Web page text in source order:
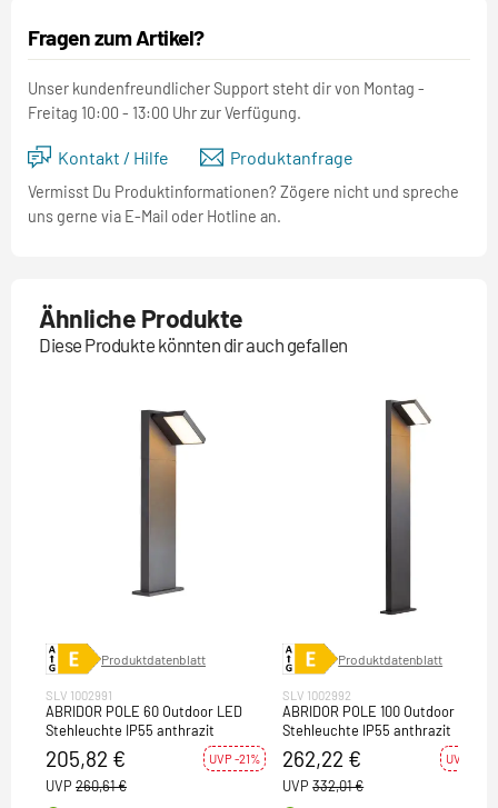
Fragen zum Artikel?
Unser kundenfreundlicher Support steht dir von Montag -
Freitag 10:00 - 13:00 Uhr zur Verfügung.
Kontakt / Hilfe Produktanfrage
Vermisst Du Produktinformationen? Zögere nicht und spreche
uns gerne via E-Mail oder Hotline an.
Ähnliche Produkte
Diese Produkte könnten dir auch gefallen
Produktdatenblatt
SLV 1002991
ABRIDOR POLE 60 Outdoor LED
Stehleuchte IP55 anthrazit
205,82 € UVP -21%
UVP 260,61 €
Produktdatenblatt
SLV 1002992
ABRIDOR POLE 100 Outdoor LED
Stehleuchte IP55 anthrazit
262,22 € UVP -21%
UVP 332,01 €